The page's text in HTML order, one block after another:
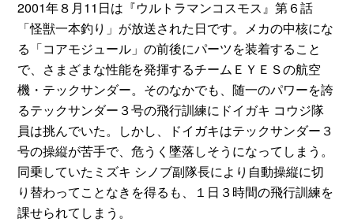
2001年８月11日は『ウルトラマンコスモス』第６話
「怪獣一本釣り」が放送された日です。メカの中核にな
る「コアモジュール」の前後にパーツを装着すること
で、さまざまな性能を発揮するチームＥＹＥＳの航空
機・テックサンダー。そのなかでも、随一のパワーを誇
るテックサンダー３号の飛行訓練にドイガキ コウジ隊
員は挑んでいた。しかし、ドイガキはテックサンダー３
号の操縦が苦手で、危うく墜落しそうになってしまう。
同乗していたミズキ シノブ副隊長により自動操縦に切
り替わってことなきを得るも、１日３時間の飛行訓練を
課せられてしまう。